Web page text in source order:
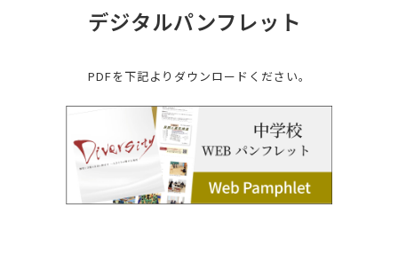
デジタルパンフレット
PDFを下記よりダウンロードください。